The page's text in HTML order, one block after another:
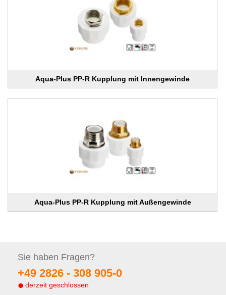
Aqua-Plus PP-R Kupplung mit Innengewinde
Aqua-Plus PP-R Kupplung mit Außengewinde
Sie haben Fragen?
+49 2826 - 308 905-0
derzeit geschlossen